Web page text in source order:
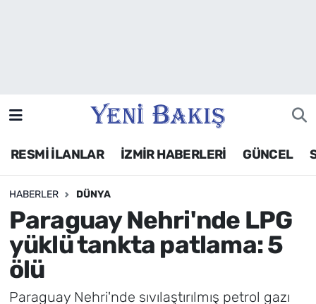
RESMİ İLANLAR İZMİR HABERLERİ GÜNCEL
HABERLER DÜNYA
Paraguay Nehri'nde LPG
yüklü tankta patlama: 5
ölü
Paraguay Nehri'nde sıvılaştırılmış petrol gazı
Siyaset
Asayiş / Polis-Adliye
Spor
Magazin